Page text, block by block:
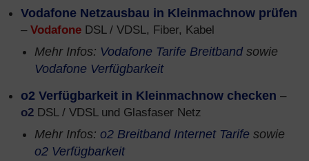
Vodafone Netzausbau in Kleinmachnow prüfen
– Vodafone DSL / VDSL, Fiber, Kabel
Mehr Infos: Vodafone Tarife Breitbandsowie
Vodafone Verfügbarkeit
o2 Verfügbarkeit in Kleinmachnow checken –
o2 DSL / VDSL und Glasfaser Netz
Mehr Infos: o2 Breitband Internet Tarife sowie
o2 Verfügbarkeit